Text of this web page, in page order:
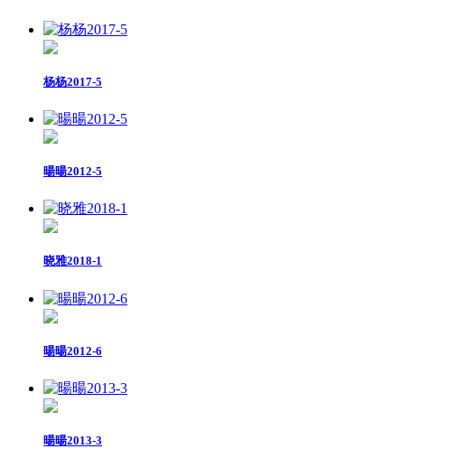
杨杨2017-5
暘暘2012-5
晓雅2018-1
暘暘2012-6
暘暘2013-3